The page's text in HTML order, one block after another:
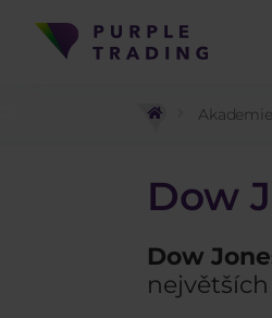
Akademie
Dow
Dow